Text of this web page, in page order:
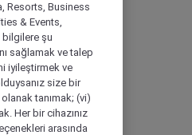
Resorts, Business
& Events,
bilgilere şu
sağlamak ve talep
iyileştirmek ve
size bir
tanımak; (vi)
Her bir cihazınız
arasında